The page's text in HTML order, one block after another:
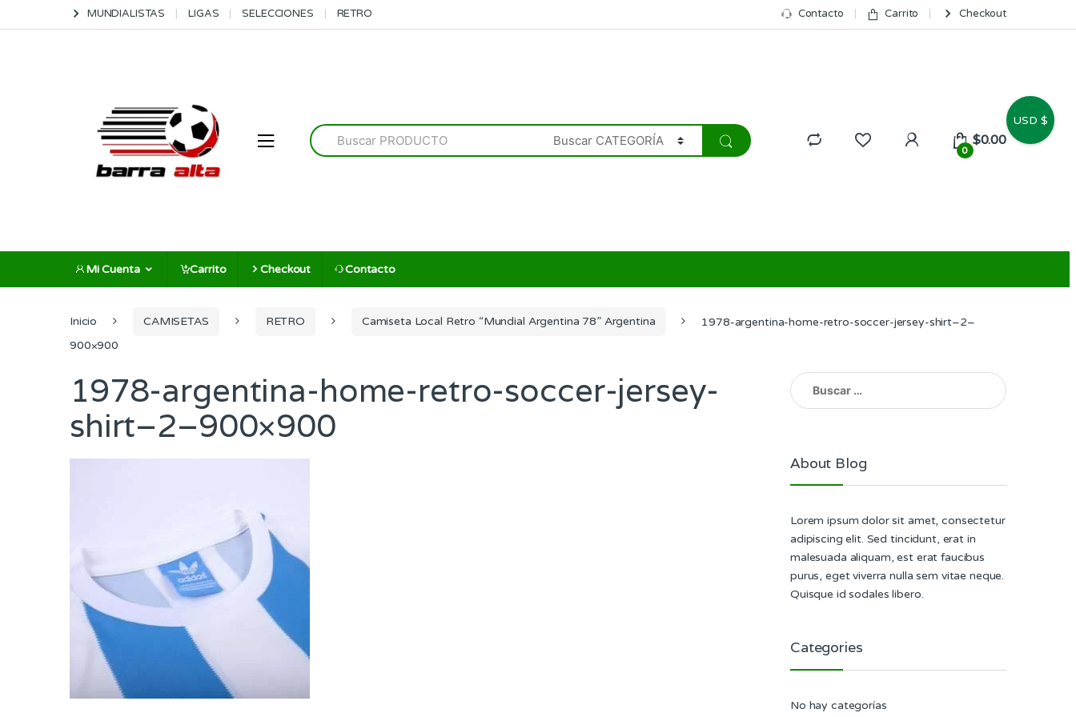
to
to
MUNDIALISTAS LIGAS SELECCIONES RETRO Contacto Carrito Checkout
Search
for:
0
$0.00
Mi Cuenta Carrito Checkout Contacto
Inicio CAMISETAS RETRO Camiseta Local Retro “Mundial Argentina 78” Argentina
1978-argentina-home-retro-soccer-jersey-shirt–2–
900×900
1978-argentina-home-retro-soccer-jersey-
shirt–2–900×900
Buscar:
About Blog
Lorem ipsum dolor sit amet, consectetur
adipiscing elit. Sed tincidunt, erat in
malesuada aliquam, est erat faucibus
purus, eget viverra nulla sem vitae neque.
Quisque id sodales libero.
Categories
No hay categorías
USD $